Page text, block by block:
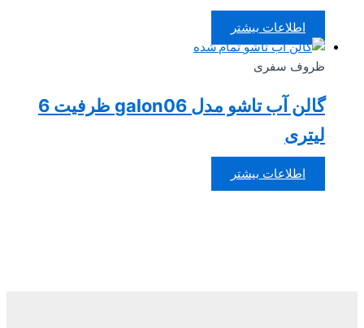
اطلاعات بیشتر
تمام شده
ظروف سفری
گالن آب تاشو مدل galon06 ظرفیت 6
لیتری
اطلاعات بیشتر